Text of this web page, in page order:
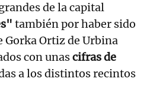
de la capital
también por haber sido
Gorka Ortiz de Urbina
con unascifras de
a los distintos recintos